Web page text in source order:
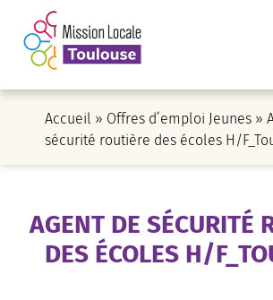
Accueil » Offres d’emploi Jeunes »
sécurité routière des écoles H/
AGENT DE SÉCURITÉ
DES ÉCOLES H/